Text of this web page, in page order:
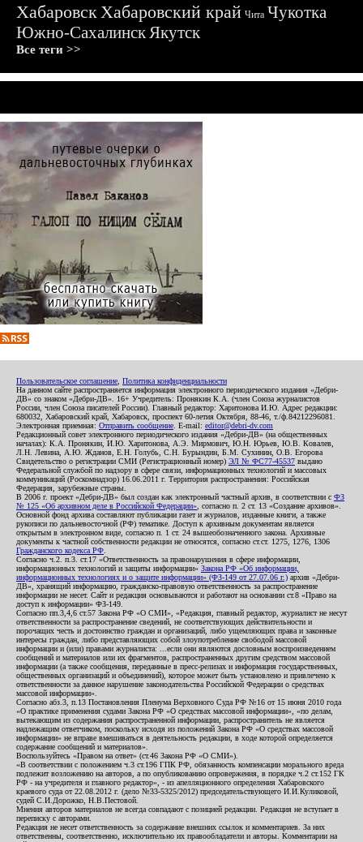
ХабаровскХабаровский край Чита Чукотка
Южно-СахалинскЯкутск
Все теги >>
Пользовательское соглашение Политика конфиденциальности
На данном сайте распространяется информация электронного периодического издания «Дебри-
ДВ» со знаком «Дебри-ДВ». 16+ Учредитель: Пронякин К.А. (член Союза журналистов
России, член Союза писателей России). Главный редактор: Харитонова И.Ю. Адрес редакции:
680032, Хабаровский край, Хабаровск, проспект 60-летия Октября, 88-46, т./ф.84212296081.
Электронная приемная: Отправить сообщение . E-mail: editor@debri-dv.com
Редакционный совет электронного периодического издания «Дебри-ДВ» (на общественных
началах): К.А. Пронякин, И.Ю. Харитонова, А.Э. Мирмович, Ю.Н. Юрьев, Ю.В. Ковалев,
Л.Н. Левина, А.Ю. Жданов, Е.Н. Голубь, С.Н. Бурындин, Б.М. Сухинин, О.В. Егорова
Свидетельство о регистрации СМИ (Регистрационный номер) ЭЛ № ФС77-45537 выдано
Федеральной службой по надзору в сфере связи, информационных технологий и массовых
коммуникаций (Роскомнадзор) 16.06.2011 г. Территория распространения: Российская
Федерация, зарубежные страны.
В 2006 г. проект «Дебри-ДВ» был создан как электронный частный архив, в соответствии с ФЗ
№ 125 «Об архивном деле в Российской Федерации» , согласно п. 2 ст. 13 «Создание архивов».
Основной фонд архива составляют публикации газет и журналов, изданные книги, а также
рукописи по дальневосточной (РФ) тематике. Доступ к архивным документам является
открытым в электронном виде, согласно п. 1 ст. 24 вышеобозначенного закона. Архивные
документы к частной собственности редакции не относятся, согласно ст.ст. 1275, 1276, 1306
Гражданского кодекса РФ
Согласно ч.2. п.3. ст.17 «Ответственность за правонарушения в сфере информации,
информационных технологий и защиты информации» Закона РФ «Об информации,
информационных технологиях и о защите информации» (ФЗ-149 от 27.07.06 г.) архив «Дебри-
ДВ», хранящий информацию, гражданско-правовую ответственность за распространение
информации не несет. Сайт и редакция основываются и работают на основании ст.8 «Право на
доступ к информации» ФЗ-149.
Согласно пп.3,4,6 ст.57 Закона РФ «О СМИ», «Редакция, главный редактор, журналист не несут
ответственности за распространение сведений, не соответствующих действительности и
порочащих честь и достоинство граждан и организаций, либо ущемляющих права и законные
интересы граждан, либо представляющих собой злоупотребление свободой массовой
информации и (или) правами журналиста: ...если они являются дословным воспроизведением
сообщений и материалов или их фрагментов, распространенных другим средством массовой
информации (а также сообщения, переданные в пресс-релизах и информация государственных,
общественных организаций и объединений), которое может быть установлено и привлечено к
ответственности за данное нарушение законодательства Российской Федерации о средствах
массовой информации».
Согласно абз.3, п.13 Постановления Пленума Верховного Суда РФ №16 от 15 июня 2010 года
«О практике применения судами Закона РФ «О средствах массовой информации», «по делам,
вытекающим из содержания распространенной информации, распространитель не является
надлежащим ответчиком, поскольку исходя из положений Закона РФ «О средствах массовой
информации» не вправе вмешиваться в деятельность редакции, в ходе которой определяется
содержание сообщений и материалов».
Воспользуйтесь «Правом на ответ» (ст.46 Закона РФ «О СМИ»).
«В соответствии с положением ч.3 ст.196 ГПК РФ, обязанность компенсации морального вреда
подлежит возложению на авторов, а по опубликованию опровержения, в порядке ч.2 ст.152 ГК
РФ - на учредителя и главного редактор», - из апелляционного определения Хабаровского
краевого суда от 22.08.2012 г. (дело №33-5325/2012) председательствующего И.И.Куликовой,
судей С.И.Дорожко, Н.В.Пестовой.
Мнения авторов материалов не всегда совпадают с позицией редакции. Редакция не вступает в
переписку с авторами.
Редакция не несет ответственность за содержание внешних ссылок и комментариев. За них
ответственны, соответственно, исключительно их правообладатели и авторы. Комментарии на